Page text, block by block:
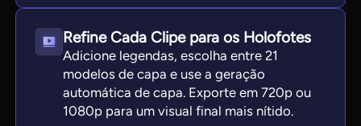
Refine Cada Clipe para os Holofotes
Adicione legendas, escolha entre 21
modelos de capa e use a geração
automática de capa. Exporte em 720p ou
1080p para um visual final mais nítido.